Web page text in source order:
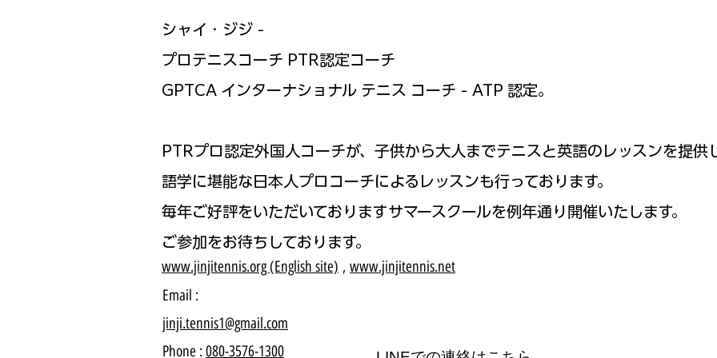
シャイ・ジジ -
プロテニスコーチ PTR認定コーチ
GPTCA インターナショナル テニス コーチ - ATP 認定。
PTRプロ認定外国人コーチが、子供から大人までテニスと英語の レッスンを提供
語学に堪能な日本人プロコーチによるレッスンも行っております。
毎年ご好評をいただいておりますサマースクールを例年通り 開催いたします。
ご参加をお待ちしております。
www.jinjitennis.org (English site) , www.jinjitennis.net
Email :
jinji.tennis1@gmail.com
Phone : 080-3576-1300